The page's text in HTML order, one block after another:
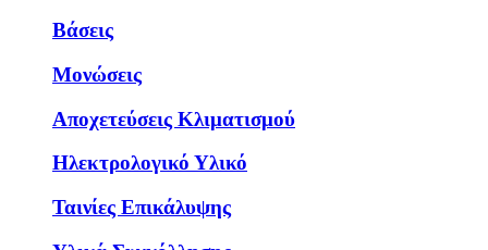
Βάσεις
Μονώσεις
Αποχετεύσεις Κλιματισμού
Ηλεκτρολογικό Υλικό
Ταινίες Επικάλυψης